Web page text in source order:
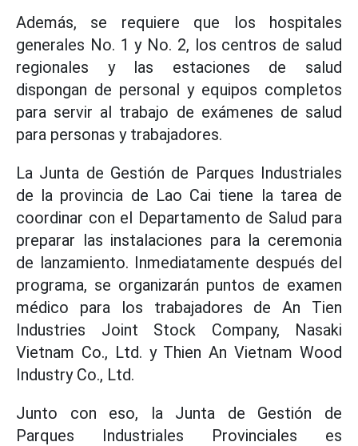
Además, se requiere que los hospitales
generales No. 1 y No. 2, los centros de salud
regionales y las estaciones de salud
dispongan de personal y equipos completos
para servir al trabajo de exámenes de salud
para personas y trabajadores.
La Junta de Gestión de Parques Industriales
de la provincia de Lao Cai tiene la tarea de
coordinar con el Departamento de Salud para
preparar las instalaciones para la ceremonia
de lanzamiento. Inmediatamente después del
programa, se organizarán puntos de examen
médico para los trabajadores de An Tien
Industries Joint Stock Company, Nasaki
Vietnam Co., Ltd. y Thien An Vietnam Wood
Industry Co., Ltd.
Junto con eso, la Junta de Gestión de
Parques Industriales Provinciales es